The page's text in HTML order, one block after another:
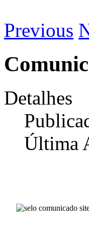
Previous
Detalhes
Última